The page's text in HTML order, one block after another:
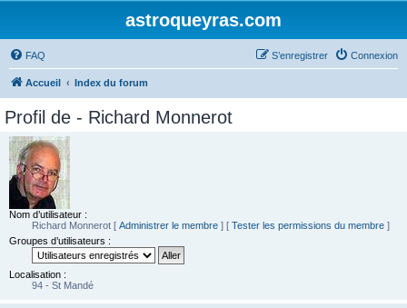
astroqueyras.com
FAQ Connexion
S’enregistrer
Accueil Index du forum
Profil de - Richard Monnerot
Nom d’utilisateur :
Richard Monnerot [ Administrer le membre ] [ Tester les permissions du membre ]
Groupes d’utilisateurs :
Localisation :
94 - St Mandé